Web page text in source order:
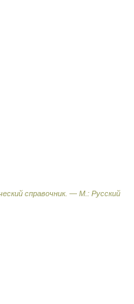
справочник. — М.: Русский